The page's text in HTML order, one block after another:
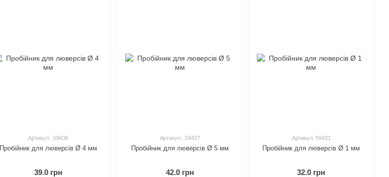
Артикул: .59436
Пробійник для люверсів Ø 4 мм
39.0 грн
Артикул: .59437
Пробійник для люверсів Ø 5 мм
42.0 грн
Артикул: 59431
Пробійник для люверсів Ø 1 мм
32.0 грн